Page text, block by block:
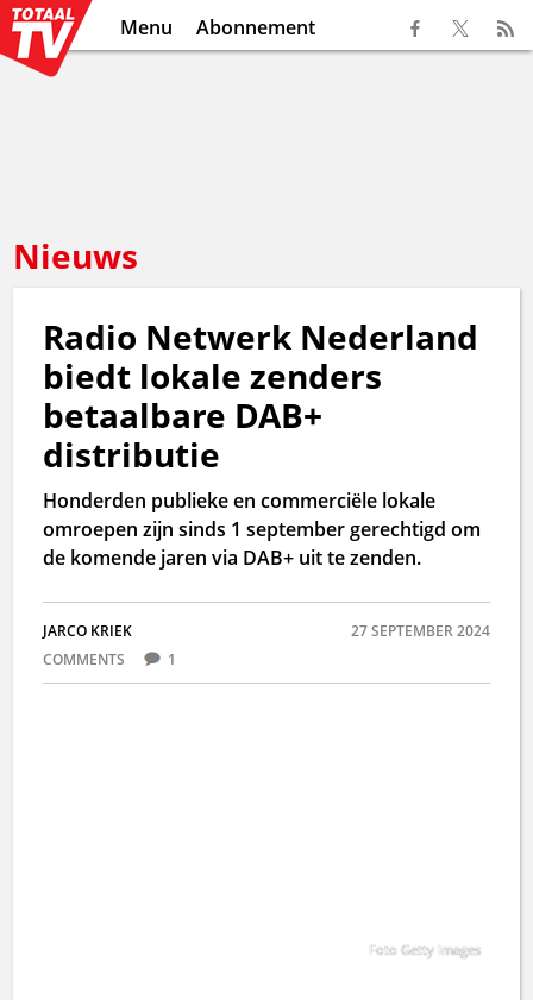
Menu Abonnement
Nieuws
Radio Netwerk Nederland
biedt lokale zenders
betaalbare DAB+
distributie
Honderden publieke en commerciële lokale
omroepen zijn sinds 1 september gerechtigd om
de komende jaren via DAB+ uit te zenden.
JARCO KRIEK
27 SEPTEMBER 2024
COMMENTS
1
Foto Getty Images